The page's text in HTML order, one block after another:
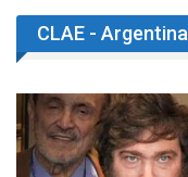
CLAE - Argentina